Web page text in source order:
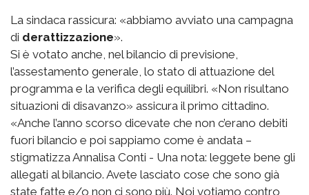
La sindaca rassicura: «abbiamo avviato una campagna
di derattizzazione».
Si è votato anche, nel bilancio di previsione,
l’assestamento generale, lo stato di attuazione del
programma e la verifica degli equilibri. «Non risultano
situazioni di disavanzo» assicura il primo cittadino.
«Anche l’anno scorso dicevate che non c’erano debiti
fuori bilancio e poi sappiamo come è andata –
stigmatizza Annalisa Conti - Una nota: leggete bene gli
allegati al bilancio. Avete lasciato cose che sono già
state fatte e/o non ci sono più. Noi votiamo contro